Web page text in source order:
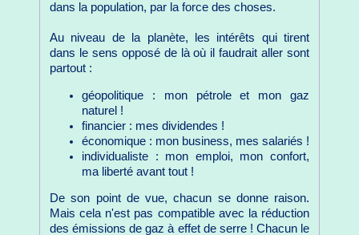
dans la population, par la force des choses.
Au niveau de la planète, les intérêts qui tirent
dans le sens opposé de là où il faudrait aller sont
partout :
géopolitique : mon pétrole et mon gaz
naturel !
financier : mes dividendes !
économique : mon business, mes salariés !
individualiste : mon emploi, mon confort,
ma liberté avant tout !
De son point de vue, chacun se donne raison.
Mais cela n'est pas compatible avec la réduction
des émissions de gaz à effet de serre ! Chacun le